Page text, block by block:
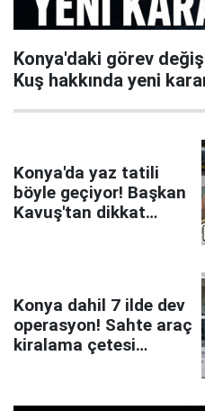
Konya'daki görev
Kuş hakkında yeni
Konya'da yaz tatili
böyle geçiyor! Başkan
Kavuş'tan dikkat
Konya dahil 7 ilde dev
operasyon! Sahte araç
kiralama çetesi